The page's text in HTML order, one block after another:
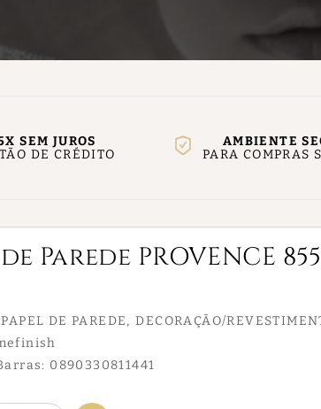
SEM JUROS
DE CRÉDITO
AMBIENTE
PARA COMPRAS
Parede PROVENCE
PAPEL DE PAREDE
DECORAÇÃO/
0890330811441